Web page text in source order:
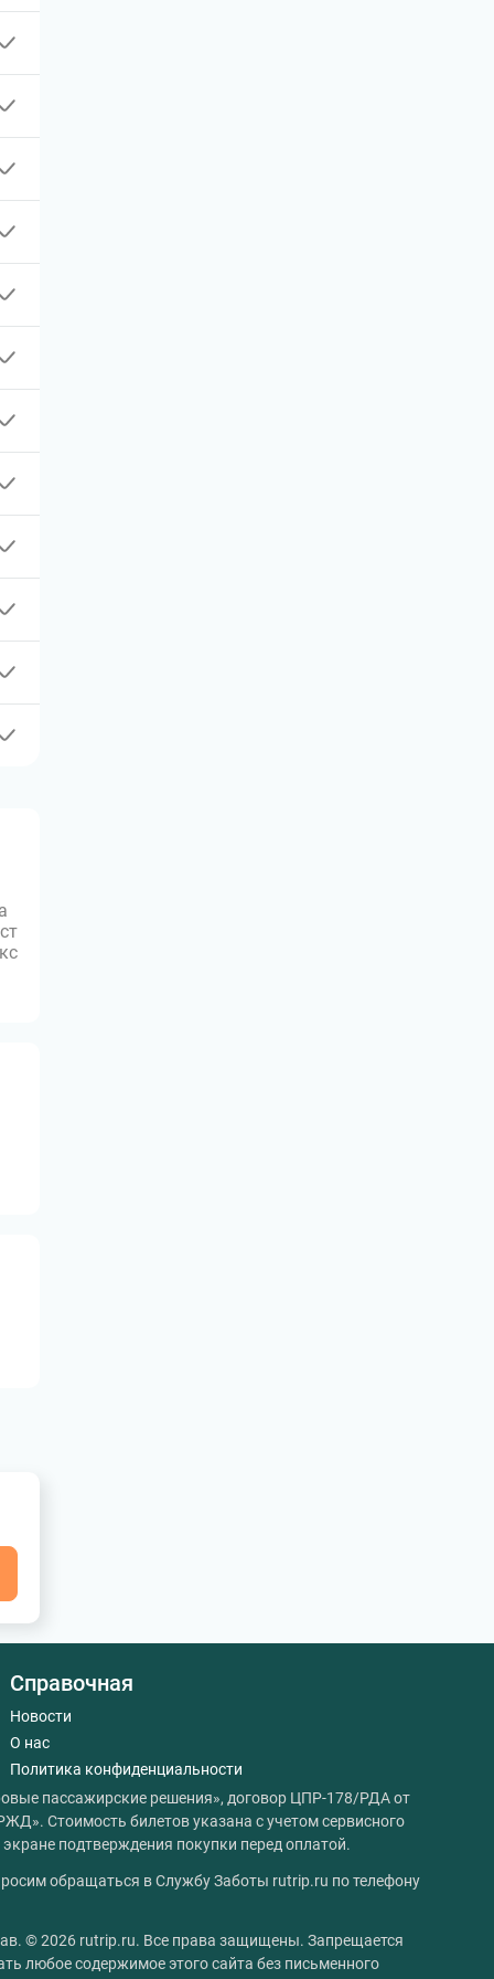
Справочная
Новости
О нас
Политика конфиденциальности
пассажирские решения», договор ЦПР-178/РДА от
Стоимость билетов указана с учетом сервисного
подтверждения покупки перед оплатой.
обращаться в Службу Заботы rutrip.ru по телефону
© 2026 rutrip.ru. Все права защищены. Запрещается
любое содержимое этого сайта без письменного